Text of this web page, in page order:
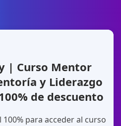
| Curso Mentor
y Liderazgo
de descuento
para acceder al curso